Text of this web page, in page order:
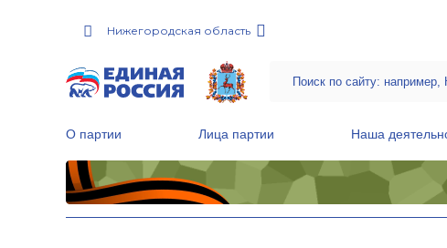
Нижегородская область
О партии Лица партии Наша